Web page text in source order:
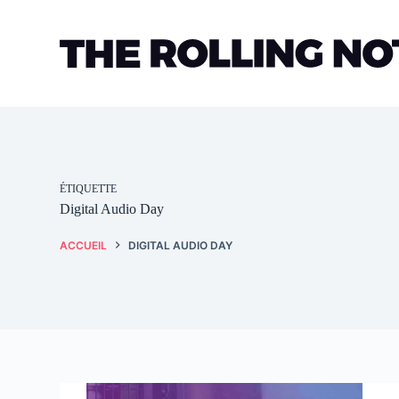
ÉTIQUETTE
Digital Audio Day
ACCUEIL DIGITAL AUDIO DAY